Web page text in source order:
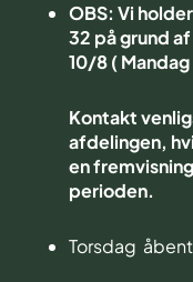
OBS: Vi
32 på grund
10/8 ( Mandag
Kontakt
afdelingen,
en
perioden.
Torsdag